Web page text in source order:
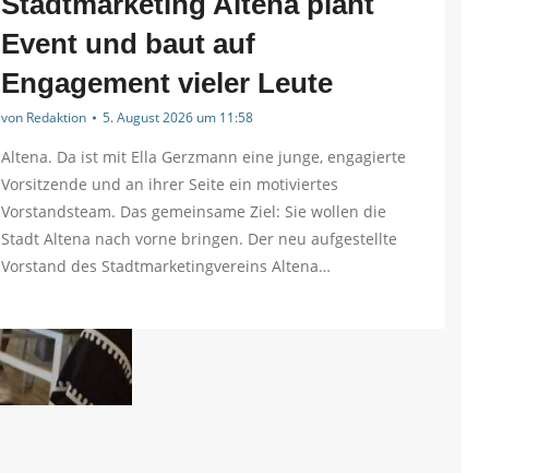
Event und baut auf
Engagement vieler Leute
von Redaktion 5. August 2026 um 11:58
Altena. Da ist mit Ella Gerzmann eine junge, engagierte
Vorsitzende und an ihrer Seite ein motiviertes
Vorstandsteam. Das gemeinsame Ziel: Sie wollen die
Stadt Altena nach vorne bringen. Der neu aufgestellte
Vorstand des Stadtmarketingvereins Altena…